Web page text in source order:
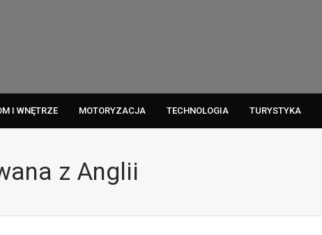
I WNĘTRZE MOTORYZACJA TECHNOLOGIA TURYSTYKA
z Anglii